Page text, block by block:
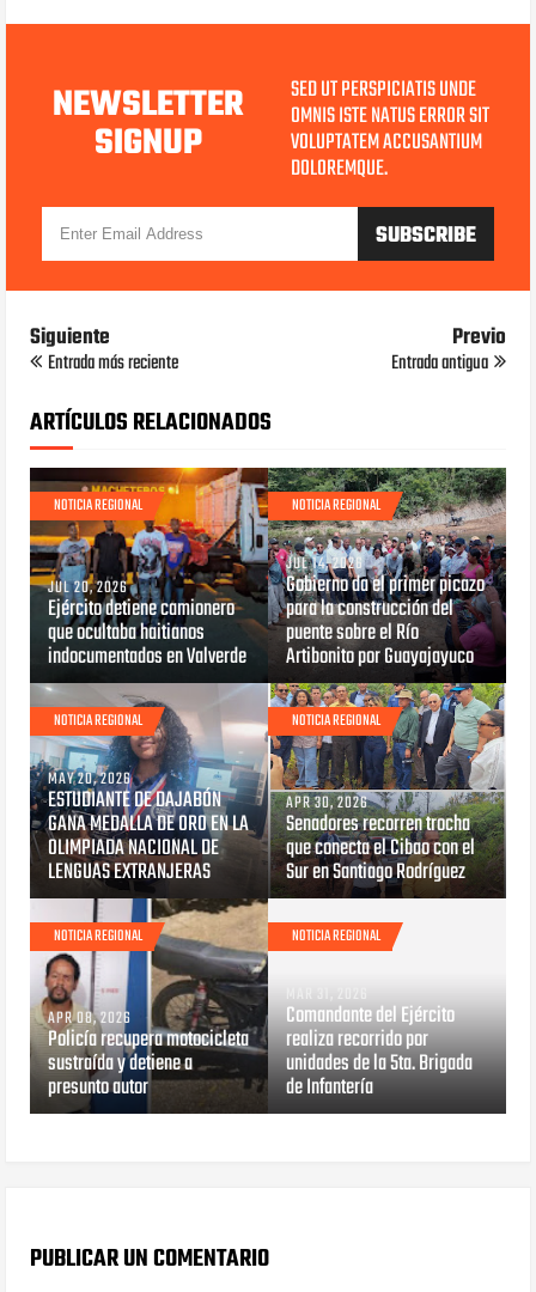
NEWSLETTER
SIGNUP
SED UT PERSPICIATIS UNDE
OMNIS ISTE NATUS ERROR SIT
VOLUPTATEM ACCUSANTIUM
DOLOREMQUE.
Siguiente
Entrada más reciente
Previo
Entrada antigua
ARTÍCULOS RELACIONADOS
NOTICIA REGIONAL
JUL 20, 2026
Ejército detiene camionero
que ocultaba haitianos
indocumentados en Valverde
NOTICIA REGIONAL
JUL 14, 2026
Gobierno da el primer picazo
para la construcción del
puente sobre el Río
Artibonito por Guayajayuco
NOTICIA REGIONAL
MAY 20, 2026
ESTUDIANTE DE DAJABÓN
GANA MEDALLA DE ORO EN LA
OLIMPIADA NACIONAL DE
LENGUAS EXTRANJERAS
NOTICIA REGIONAL
APR 30, 2026
Senadores recorren trocha
que conecta el Cibao con el
Sur en Santiago Rodríguez
NOTICIA REGIONAL
APR 08, 2026
Policía recupera motocicleta
sustraída y detiene a
presunto autor
NOTICIA REGIONAL
MAR 31, 2026
Comandante del Ejército
realiza recorrido por
unidades de la 5ta. Brigada
de Infantería
PUBLICAR UN COMENTARIO